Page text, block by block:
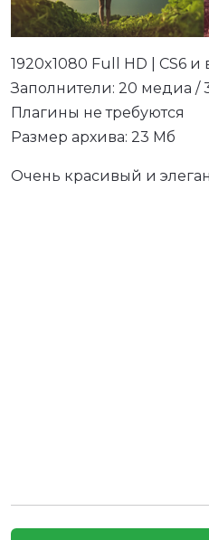
1920x1080 Full HD | CS6 и
Заполнители: 20 медиа /
Плагины не требуются
Размер архива: 23 Мб
Очень красивый и